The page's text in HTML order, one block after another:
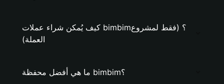
كيف يُمكن شراء عملات bimbim؟ (فقط لمشروع
العملة)
ما هي أفضل محفظة bimbim؟